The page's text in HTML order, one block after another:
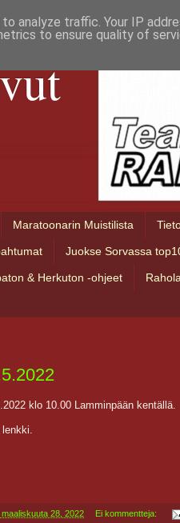
Maratoonarin Muistilista
Juokse Sorvassa
& Herkuton -ohjeet
klo 10.00 Lamminpään kentällä.
28, 2022 Ei kommentteja:
analyze traffic. Your IP
to ensure quality of